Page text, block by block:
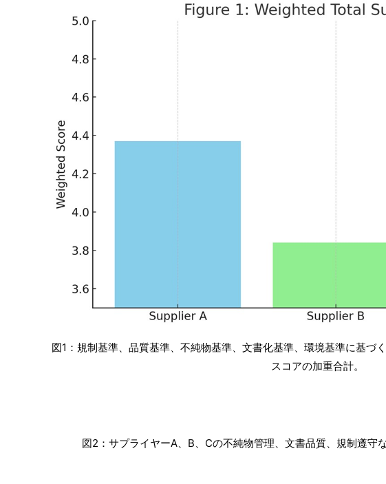
図1：規制基準、品質基準、不純物基準、文書化基準、環境基準に基づ
スコアの加重合計。
図2：サプライヤーA、B、Cの不純物管理、文書品質、規制遵守